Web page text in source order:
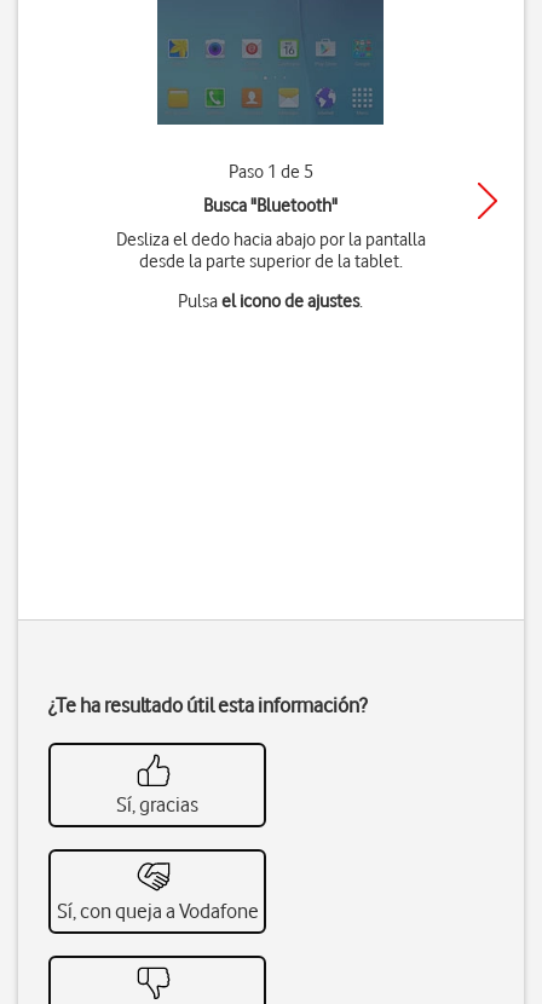
Paso 1 de 5
Busca "Bluetooth"
Desliza el dedo hacia abajo por la pantalla
desde la parte superior de la tablet.
Pulsael icono de ajustes.
¿Te ha resultado útil esta información?
Sí, gracias
Sí, con queja a Vodafone